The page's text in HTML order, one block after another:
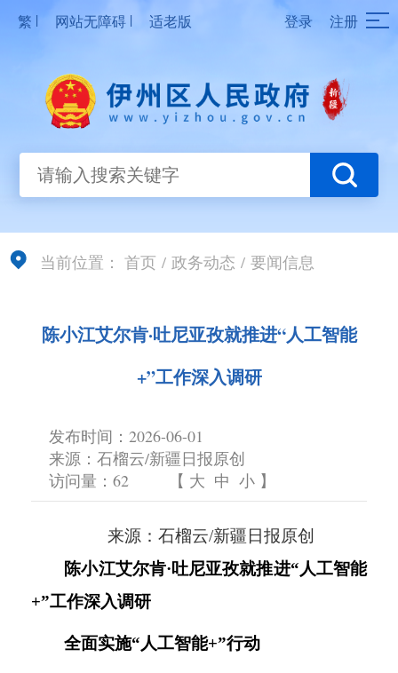
繁 | 网站无障碍 | 适老版 登录 注册
当前位置： 首页 / 政务动态 / 要闻信息
陈小江艾尔肯·吐尼亚孜就推进“人工智能
+”工作深入调研
发布时间：2026-06-01
来源：石榴云/新疆日报原创
访问量： 62 【 大 中 小 】
来源：石榴云/新疆日报原创
陈小江艾尔肯·吐尼亚孜就推进“人工智能
+”工作深入调研
全面实施“人工智能+”行动